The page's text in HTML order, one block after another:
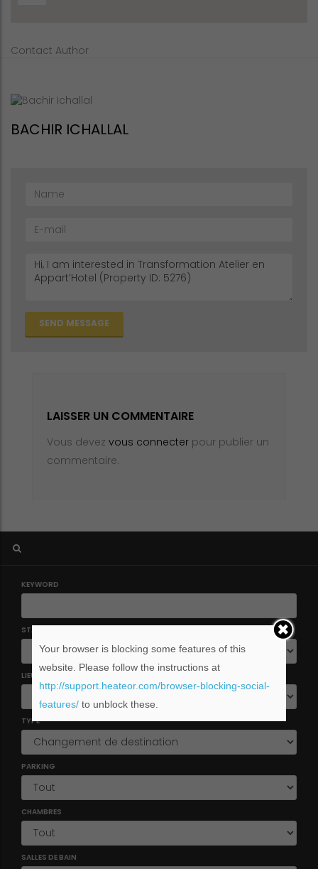
Contact Author
BACHIR ICHALLAL
SEND MESSAGE
LAISSER UN COMMENTAIRE
Vous devez vous connecter pour publier un
commentaire.
KEYWORD
STATUS
LIEU
TYPE
PARKING
CHAMBRES
SALLES DE BAIN
Your browser is blocking some features of this
website. Please follow the instructions at
http://support.heateor.com/browser-blocking-social-
features/to unblock these.